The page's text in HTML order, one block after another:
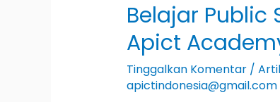
Belajar Public
Apict
Tinggalkan Komentar /
apictindonesia@gmail.com